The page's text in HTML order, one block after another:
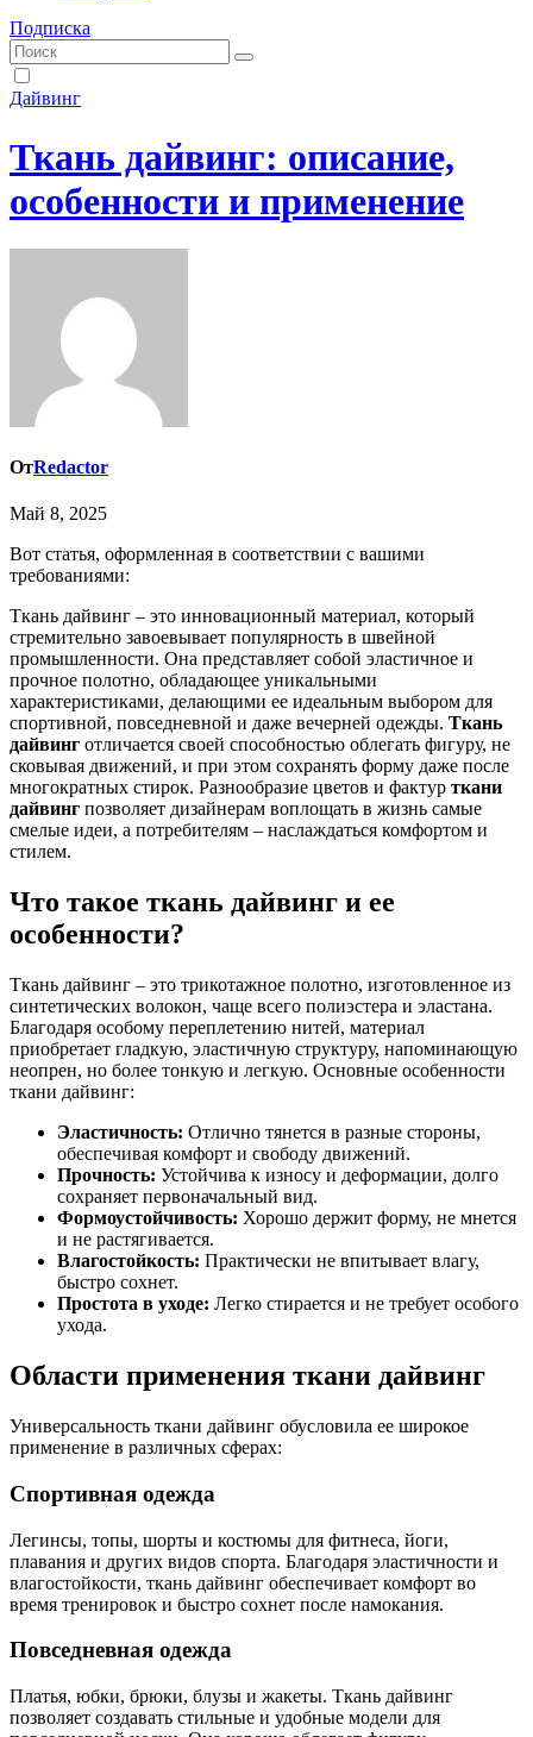
Подписка
Дайвинг
Ткань дайвинг: описание,
особенности и применение
ОтRedactor
Май 8, 2025
Вот статья, оформленная в соответствии с вашими
требованиями:
Ткань дайвинг – это инновационный материал, который
стремительно завоевывает популярность в швейной
промышленности. Она представляет собой эластичное и
прочное полотно, обладающее уникальными
характеристиками, делающими ее идеальным выбором для
спортивной, повседневной и даже вечерней одежды. Ткань
дайвинг отличается своей способностью облегать фигуру, не
сковывая движений, и при этом сохранять форму даже после
многократных стирок. Разнообразие цветов и фактур ткани
дайвинг позволяет дизайнерам воплощать в жизнь самые
смелые идеи, а потребителям – наслаждаться комфортом и
стилем.
Что такое ткань дайвинг и ее
особенности?
Ткань дайвинг – это трикотажное полотно, изготовленное из
синтетических волокон, чаще всего полиэстера и эластана.
Благодаря особому переплетению нитей, материал
приобретает гладкую, эластичную структуру, напоминающую
неопрен, но более тонкую и легкую. Основные особенности
ткани дайвинг:
Эластичность: Отлично тянется в разные стороны,
обеспечивая комфорт и свободу движений.
Прочность: Устойчива к износу и деформации, долго
сохраняет первоначальный вид.
Формоустойчивость: Хорошо держит форму, не мнется
и не растягивается.
Влагостойкость: Практически не впитывает влагу,
быстро сохнет.
Простота в уходе: Легко стирается и не требует особого
ухода.
Области применения ткани дайвинг
Универсальность ткани дайвинг обусловила ее широкое
применение в различных сферах:
Спортивная одежда
Легинсы, топы, шорты и костюмы для фитнеса, йоги,
плавания и других видов спорта. Благодаря эластичности и
влагостойкости, ткань дайвинг обеспечивает комфорт во
время тренировок и быстро сохнет после намокания.
Повседневная одежда
Платья, юбки, брюки, блузы и жакеты. Ткань дайвинг
позволяет создавать стильные и удобные модели для